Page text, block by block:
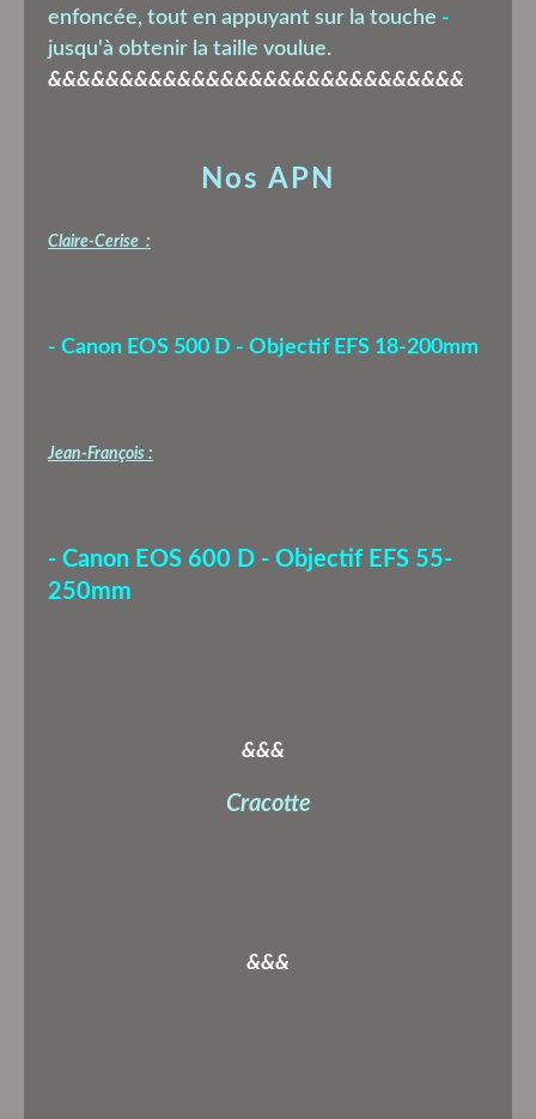
Nos APN
Claire-Cerise :
- Canon EOS 500 D - Objectif EFS 18-200mm
Jean-François :
- Canon EOS 600 D - Objectif EFS 55-
250mm
&&&
Cracotte
&&&
enfoncée, tout en appuyant sur la touche -
jusqu'à obtenir la taille voulue.
&&&&&&&&&&&&&&&&&&&&&&&&&&&&&